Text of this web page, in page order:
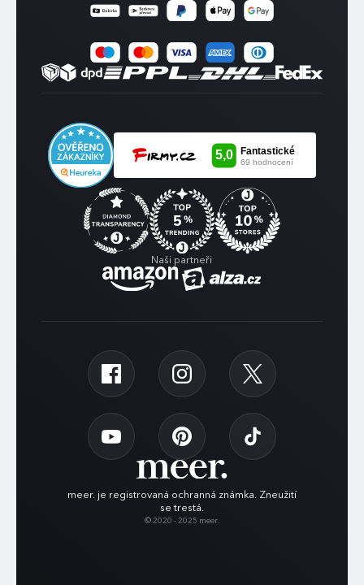
Naši partneři
meer. je registrovaná ochranná známka. Zneužití
se trestá.
© 2020 - 2025 meer.